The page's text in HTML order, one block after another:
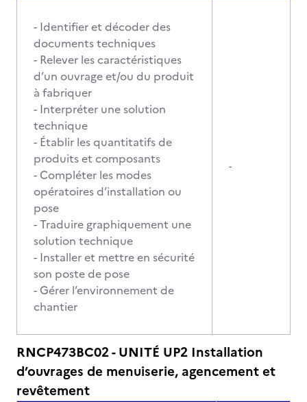
- Identifier et décoder des
documents techniques
- Relever les caractéristiques
d’un ouvrage et/ou du produit
à fabriquer
- Interpréter une solution
technique
- Établir les quantitatifs de
produits et composants
- Compléter les modes
opératoires d’installation ou
pose
- Traduire graphiquement une
solution technique
- Installer et mettre en sécurité
son poste de pose
- Gérer l’environnement de
chantier
-
RNCP473BC02 - UNITÉ UP2 Installation
d’ouvrages de menuiserie, agencement et
revêtement